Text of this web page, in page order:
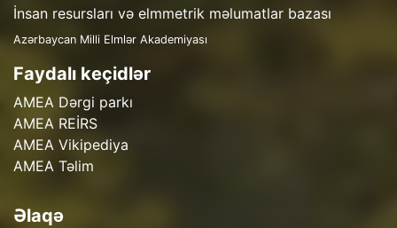
İnsan resursları və elmmetrik məlumatlar bazası
Azərbaycan Milli Elmlər Akademiyası
Faydalı keçidlər
AMEA Dərgi parkı
AMEA REİRS
AMEA Vikipediya
AMEA Təlim
Əlaqə